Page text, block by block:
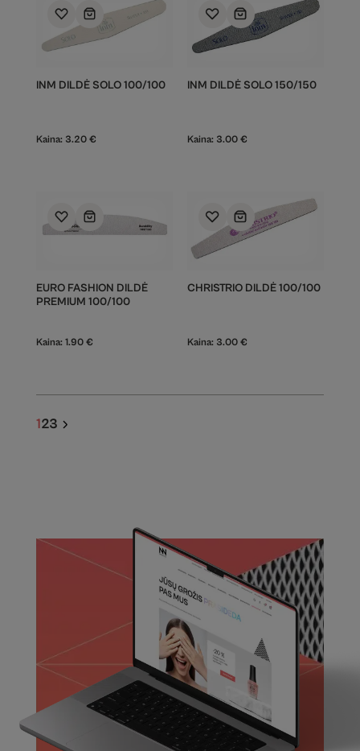
INM DILDĖ SOLO 100/100
Kaina: 3.20 €
INM DILDĖ SOLO 150/150
Kaina: 3.00 €
EURO FASHION DILDĖ
PREMIUM 100/100
Kaina: 1.90 €
CHRISTRIO DILDĖ 100/100
Kaina: 3.00 €
123